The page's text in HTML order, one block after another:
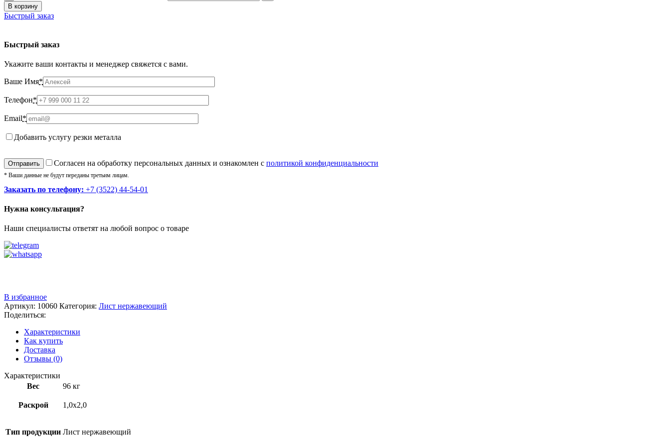
В корзину
Быстрый заказ
Быстрый заказ
Укажите ваши контакты и менеджер свяжется с вами.
Ваше Имя*
Телефон*
Email*
Добавить услугу резки металла
Cогласен на обработку персональных данных и ознакомлен с политикой конфиденциальности
* Ваши данные не будут переданы третьим лицам.
Заказать по телефону: +7 (3522) 44-54-01
Нужна консультация?
Наши специалисты ответят на любой вопрос о товаре
В избранное
Артикул: 10060 Категория: Лист нержавеющий
Поделиться:
Характеристики
Как купить
Доставка
Отзывы (0)
Характеристики
Вес
96 кг
Раскрой 1,0х2,0
Тип продукции Лист нержавеющий